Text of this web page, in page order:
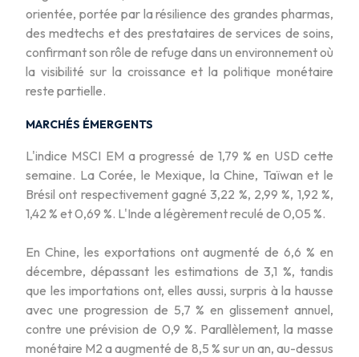
orientée, portée par la résilience des grandes pharmas,
des medtechs et des prestataires de services de soins,
confirmant son rôle de refuge dans un environnement où
la visibilité sur la croissance et la politique monétaire
reste partielle.
MARCHÉS ÉMERGENTS
L'indice MSCI EM a progressé de 1,79 % en USD cette
semaine. La Corée, le Mexique, la Chine, Taïwan et le
Brésil ont respectivement gagné 3,22 %, 2,99 %, 1,92 %,
1,42 % et 0,69 %. L'Inde a légèrement reculé de 0,05 %.
En Chine, les exportations ont augmenté de 6,6 % en
décembre, dépassant les estimations de 3,1 %, tandis
que les importations ont, elles aussi, surpris à la hausse
avec une progression de 5,7 % en glissement annuel,
contre une prévision de 0,9 %. Parallèlement, la masse
monétaire M2 a augmenté de 8,5 % sur un an, au-dessus